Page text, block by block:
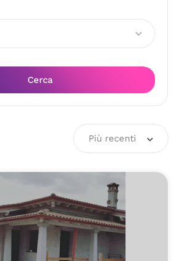
Cerca
Più recenti